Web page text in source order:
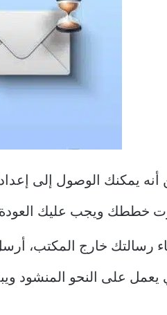
خططك ويجب عليك
رسالتك خارج المكتب،
يعمل على النحو المنشود